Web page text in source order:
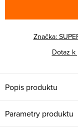
Značka:
Dotaz
Popis produktu
Parametry produktu